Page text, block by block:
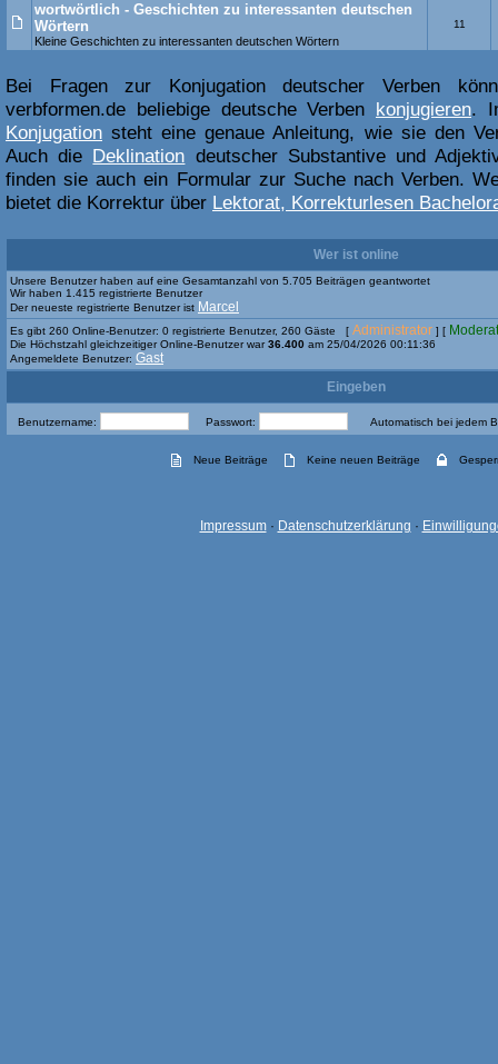
wortwörtlich - Geschichten zu interessanten deutschen
Wörtern
Kleine Geschichten zu interessanten deutschen Wörtern
11
Bei Fragen zur Konjugation deutscher Verben
verbformen.de beliebige deutsche Verben konjugieren.
Konjugation steht eine genaue Anleitung, wie sie den
Auch die Deklination deutscher Substantive und
finden sie auch ein Formular zur Suche nach Verben.
bietet die Korrektur über Lektorat, Korrekturlesen
Wer ist online
Unsere Benutzer haben auf eine Gesamtanzahl von 5.705 Beiträgen geantwortet
Wir haben 1.415 registrierte Benutzer
Der neueste registrierte Benutzer ist Marcel
Es gibt 260 Online-Benutzer: 0 registrierte Benutzer, 260 Gäste [ Administrator ] [
Die Höchstzahl gleichzeitiger Online-Benutzer war36.400 am 25/04/2026 00:11:36
Angemeldete Benutzer: Gast
Eingeben
Benutzername: Passwort: Automatisch bei jedem
Neue Beiträge Keine neuen Beiträge
Impressum· Datenschutzerklärung ·